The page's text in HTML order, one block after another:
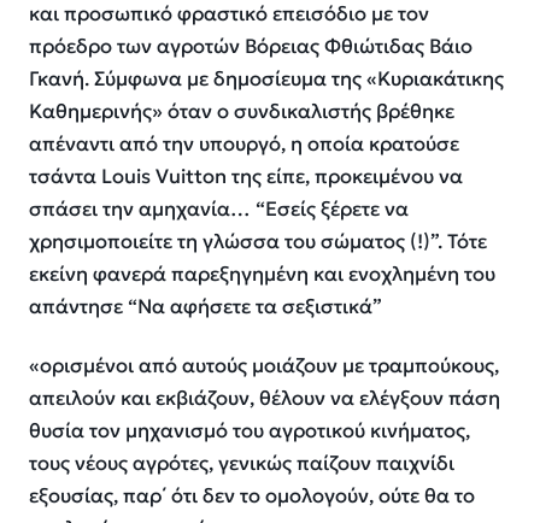
και προσωπικό φραστικό επεισόδιο με τον
πρόεδρο των αγροτών Βόρειας Φθιώτιδας Βάιο
Γκανή. Σύμφωνα με δημοσίευμα της «Κυριακάτικης
Καθημερινής» όταν ο συνδικαλιστής βρέθηκε
απέναντι από την υπουργό, η οποία κρατούσε
τσάντα Louis Vuitton της είπε, προκειμένου να
σπάσει την αμηχανία… “Εσείς ξέρετε να
χρησιμοποιείτε τη γλώσσα του σώματος (!)”. Τότε
εκείνη φανερά παρεξηγημένη και ενοχλημένη του
απάντησε “Να αφήσετε τα σεξιστικά”
«ορισμένοι από αυτούς μοιάζουν με τραμπούκους,
απειλούν και εκβιάζουν, θέλουν να ελέγξουν πάση
θυσία τον μηχανισμό του αγροτικού κινήματος,
τους νέους αγρότες, γενικώς παίζουν παιχνίδι
εξουσίας, παρ΄ ότι δεν το ομολογούν, ούτε θα το